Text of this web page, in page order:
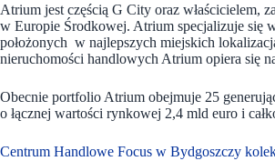
Atrium jest częścią G City oraz właścicielem,
w Europie Środkowej. Atrium specjalizuje się
położonych w najlepszych miejskich
nieruchomości handlowych Atrium opiera się
Obecnie portfolio Atrium obejmuje 25
o łącznej wartości rynkowej 2,4 mld euro i
Centrum Handlowe Focus w Bydgoszczy